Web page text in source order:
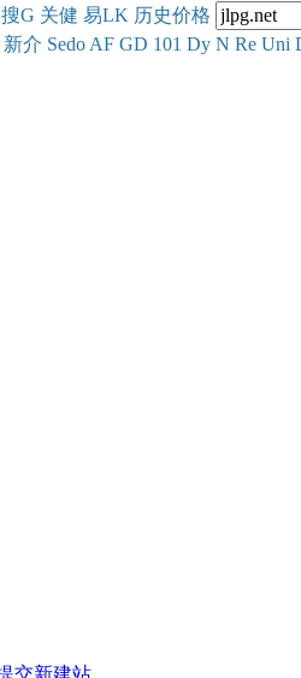
搜G 关健 易LK 历史价格
新介 Sedo AF GD 101 Dy N Re Uni